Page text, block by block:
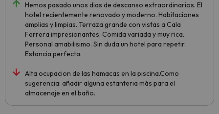
Hemos pasado unos dias de descanso extraordinarios. El
hotel recientemente renovado y moderno. Habitaciones
amplias y limpias. Terraza grande con vistas a Cala
Ferrera impresionantes. Comida variada y muy rica.
Personal amabilisimo. Sin duda un hotel para repetir.
Estancia perfecta.
Alta ocupacion de las hamacas en la piscina.Como
sugerencia: añadir alguna estanteria más para el
almacenaje en el baño.